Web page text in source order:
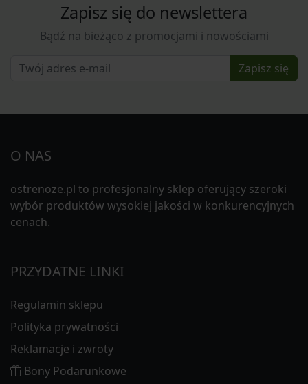
Zapisz się do newslettera
Bądź na bieżąco z promocjami i nowościami
Zapisz się
O NAS
ostrenoze.pl to profesjonalny sklep oferujący szeroki
wybór produktów wysokiej jakości w konkurencyjnych
cenach.
PRZYDATNE LINKI
Regulamin sklepu
Polityka prywatności
Reklamacje i zwroty
Bony Podarunkowe